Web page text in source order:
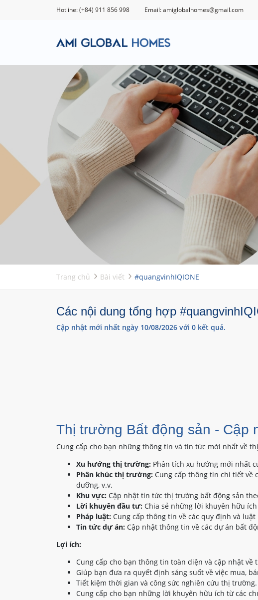
Hotline: (+84) 911 856 998 Email: amiglobalhomes@gmail.com
Trang chủ Bài viết #quangvinhIQIONE
Các nội dung tổng hợp
Cập nhật mới nhất ngày 10/08/2026 với 0 kết quả.
Thị trường Bất động sản - Cập
Cung cấp cho bạn những thông tin và tin tức mới nhất về
Xu hướng thị trường:Phân tích xu hướng mới nhất
Phân khúc thị trường:Cung cấp thông tin chi tiết về
dưỡng, v.v.
Khu vực:Cập nhật tin tức thị trường bất động sản
Lời khuyên đầu tư:Chia sẻ những lời khuyên hữu
Pháp luật:Cung cấp thông tin về các quy định và
Tin tức dự án:Cập nhật thông tin về các dự án bất
Lợi ích:
Cung cấp cho bạn thông tin toàn diện và cập nhật về
Giúp bạn đưa ra quyết định sáng suốt về việc mua,
Tiết kiệm thời gian và công sức nghiên cứu thị trường.
Cung cấp cho bạn những lời khuyên hữu ích từ các